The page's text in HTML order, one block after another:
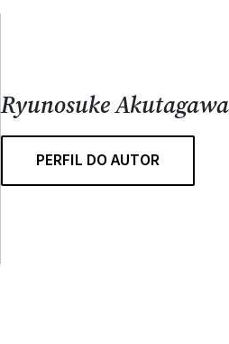
Ryunosuke Akutagawa
PERFIL DO AUTOR